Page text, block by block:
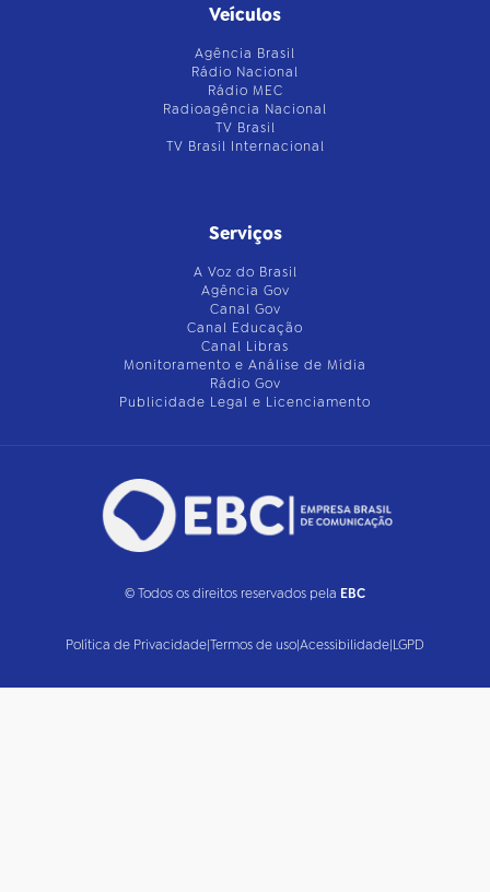
Veículos
Agência Brasil
Rádio Nacional
Rádio MEC
Radioagência Nacional
TV Brasil
TV Brasil Internacional
Serviços
A Voz do Brasil
Agência Gov
Canal Gov
Canal Educação
Canal Libras
Monitoramento e Análise de Mídia
Rádio Gov
Publicidade Legal e Licenciamento
© Todos os direitos reservados pela EBC
Política de Privacidade|Termos de uso|Acessibilidade|LGPD